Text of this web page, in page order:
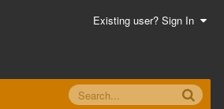
Existing user? Sign In